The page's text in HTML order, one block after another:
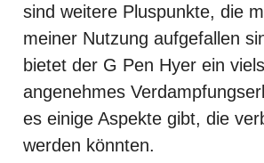
sind weitere Pluspunkte, die
meiner Nutzung aufgefallen
bietet der G Pen Hyer ein
angenehmes
es einige Aspekte gibt, die
werden könnten.